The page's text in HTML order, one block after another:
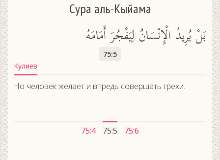
Сура аль-Кыйама
بَلْ يُرِيدُ الْإِنْسَانُ لِيَفْجُرَ أَمَامَهُ
75:5
Кулиев
Но человек желает и впредь совершать грехи.
75:4 75:5 75:6